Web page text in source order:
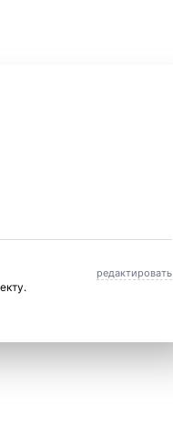
редактировать